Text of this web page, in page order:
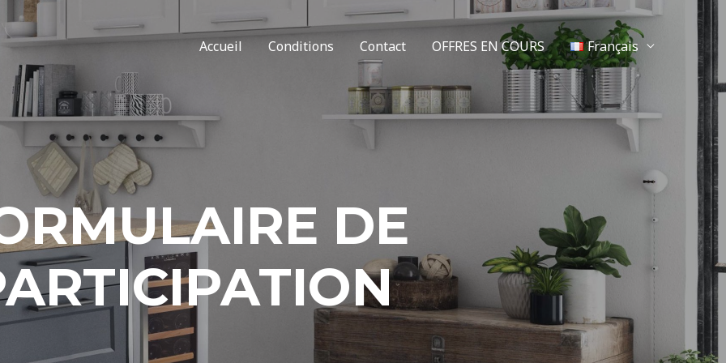
Accueil Conditions Contact OFFRES EN COURS Français
DE